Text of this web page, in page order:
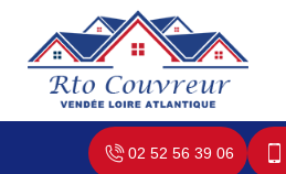
02 52 56 39 06